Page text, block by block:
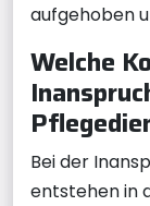
aufgehoben
Welche
Bei der
entstehen in